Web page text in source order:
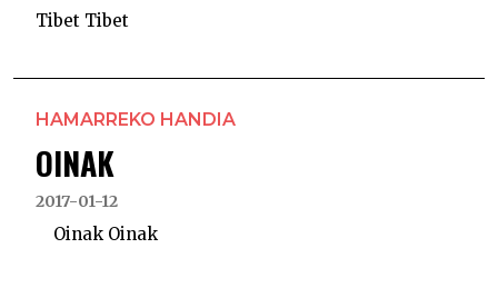
Tibet Tibet
HAMARREKO HANDIA
OINAK
2017-01-12
Oinak Oinak